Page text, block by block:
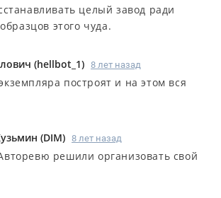
целый завод ради
этого чуда.
(hellbot_1) 8 лет назад
построят и на этом вся
(DIM) 8 лет назад
решили организовать свой